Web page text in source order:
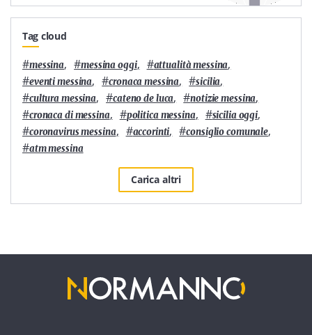
Tag cloud
#messina, #messina oggi, #attualità messina,
#eventi messina, #cronaca messina, #sicilia,
#cultura messina, #cateno de luca, #notizie messina,
#cronaca di messina, #politica messina, #sicilia oggi,
#coronavirus messina, #accorinti, #consiglio comunale,
#atm messina
Carica altri